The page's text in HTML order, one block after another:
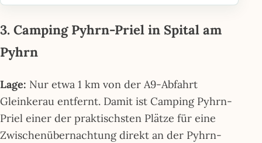
3. Camping Pyhrn-Priel in Spital am
Pyhrn
Lage: Nur etwa 1 km von der A9-Abfahrt
Gleinkerau entfernt. Damit ist Camping Pyhrn-
Priel einer der praktischsten Plätze für eine
Zwischenübernachtung direkt an der Pyhrn-